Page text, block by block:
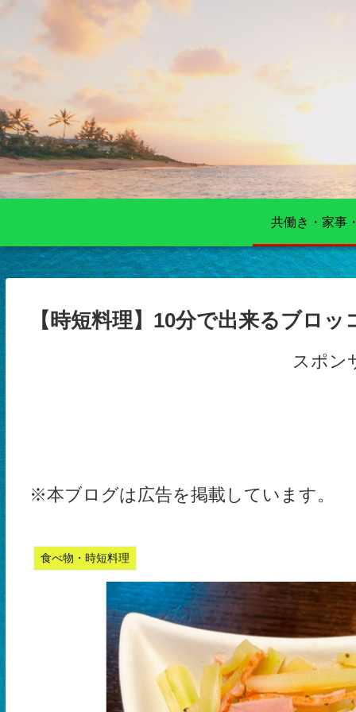
共働き・家事
【時短料理】10分で出来るブロ
スポン
※本ブログは広告を掲載しています。
食べ物・時短料理